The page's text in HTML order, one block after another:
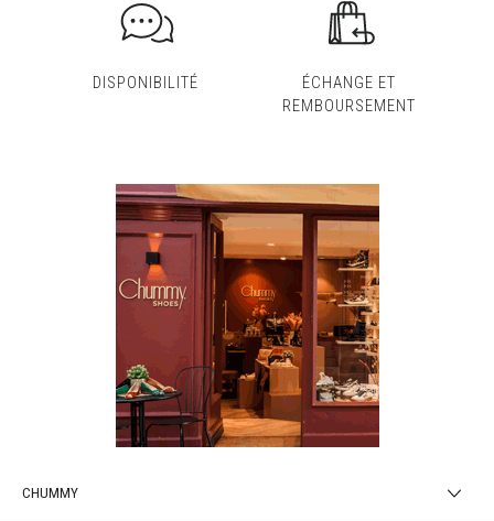
DISPONIBILITÉ
ÉCHANGE ET
REMBOURSEMENT
CHUMMY